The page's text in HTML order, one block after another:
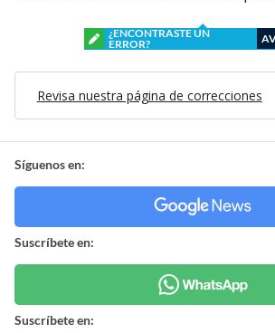
¿ENCONTRASTE UN
ERROR?
Revisa nuestra página de correcciones
Síguenos en:
Suscríbete en:
Suscríbete en: